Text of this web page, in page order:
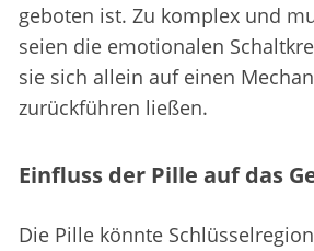
geboten ist. Zu komplex und
seien die emotionalen
sie sich allein auf einen
zurückführen ließen.
Einfluss der Pille auf das
Die Pille könnte